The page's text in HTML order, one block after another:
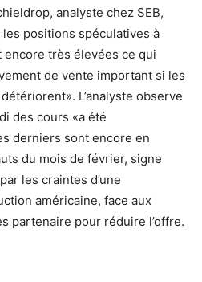
analyste chez SEB,
positions spéculatives à
encore très élevées ce qui
de vente important si les
L’analyste observe
des cours «a été
derniers sont encore en
du mois de février, signe
les craintes d’une
américaine, face aux
partenaire pour réduire l’offre.